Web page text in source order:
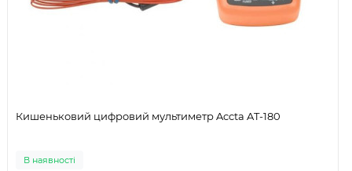
Кишеньковий цифровий мультиметр Accta AT-180
В наявності